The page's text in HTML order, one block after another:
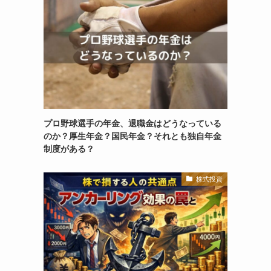
プロ野球選手の年金、退職金はどうなっている
のか？厚生年金？国民年金？それとも独自年金
制度がある？
株式投資